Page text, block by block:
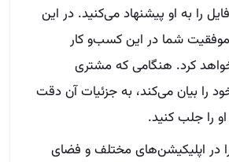
را به او پیشنهاد می‌کنید. در این
شما در این کسب‌و کار
کرد. هنگامی که مشتری
را بیان می‌کند، به جزئیات آن دقت
را جلب کنید.
در اپلیکیشن‌های مختلف و فضای